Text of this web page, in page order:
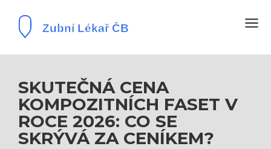
SKUTEČNÁ CENA
KOMPOZITNÍCH FASET V
ROCE 2026: CO SE
SKRÝVÁ ZA CENÍKEM?